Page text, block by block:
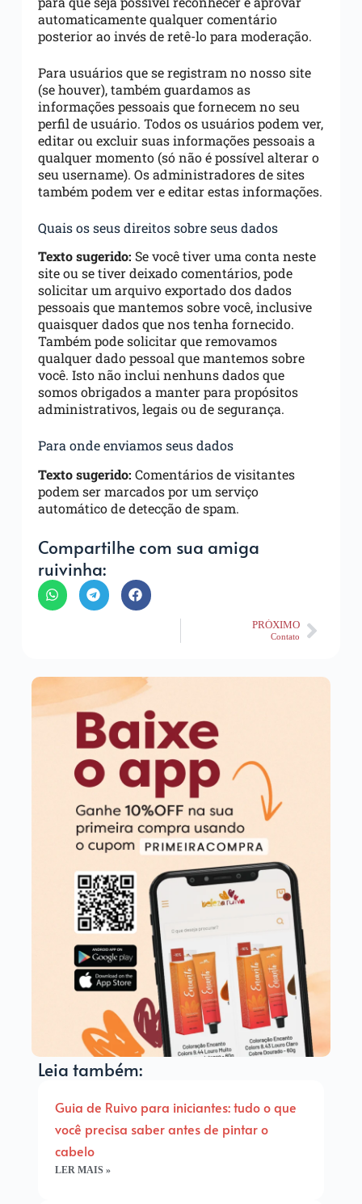
automaticamente qualquer comentário
posterior ao invés de retê-lo para moderação.
Para usuários que se registram no nosso site
(se houver), também guardamos as
informações pessoais que fornecem no seu
perfil de usuário. Todos os usuários podem ver,
editar ou excluir suas informações pessoais a
qualquer momento (só não é possível alterar o
seu username). Os administradores de sites
também podem ver e editar estas informações.
Quais os seus direitos sobre seus dados
Texto sugerido: Se você tiver uma conta neste
site ou se tiver deixado comentários, pode
solicitar um arquivo exportado dos dados
pessoais que mantemos sobre você, inclusive
quaisquer dados que nos tenha fornecido.
Também pode solicitar que removamos
qualquer dado pessoal que mantemos sobre
você. Isto não inclui nenhuns dados que
somos obrigados a manter para propósitos
administrativos, legais ou de segurança.
Para onde enviamos seus dados
Texto sugerido: Comentários de visitantes
podem ser marcados por um serviço
automático de detecção de spam.
Compartilhe com sua amiga
ruivinha:
PRÓXIMO
Contato
Leia também:
Guia de Ruivo para iniciantes: tudo o que
você precisa saber antes de pintar o
cabelo
LER MAIS »